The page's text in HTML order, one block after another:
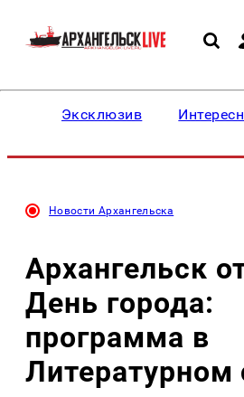
Эксклюзив
Новости Архангельска
Архангельск
День города:
программа в
Литературном